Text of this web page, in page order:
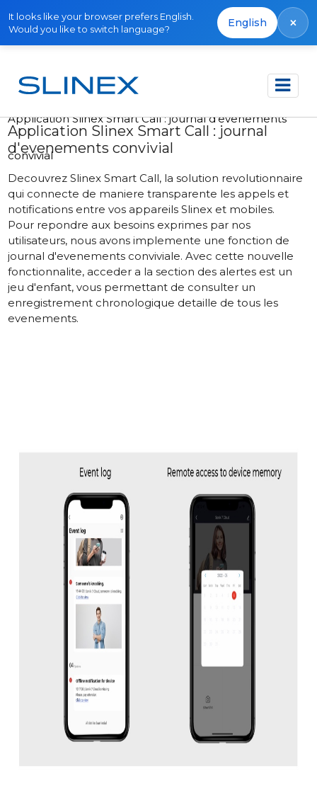
It looks like your browser prefers English.
Would you like to switch language?
English ×
Accueil Actualités
Application Slinex Smart Call : journal d'evenements
convivial
Application Slinex Smart Call : journal
d'evenements convivial
Decouvrez Slinex Smart Call, la solution revolutionnaire
qui connecte de maniere transparente les appels et
notifications entre vos appareils Slinex et mobiles.
Pour repondre aux besoins exprimes par nos
utilisateurs, nous avons implemente une fonction de
journal d'evenements conviviale. Avec cette nouvelle
fonctionnalite, acceder a la section des alertes est un
jeu d'enfant, vous permettant de consulter un
enregistrement chronologique detaille de tous les
evenements.